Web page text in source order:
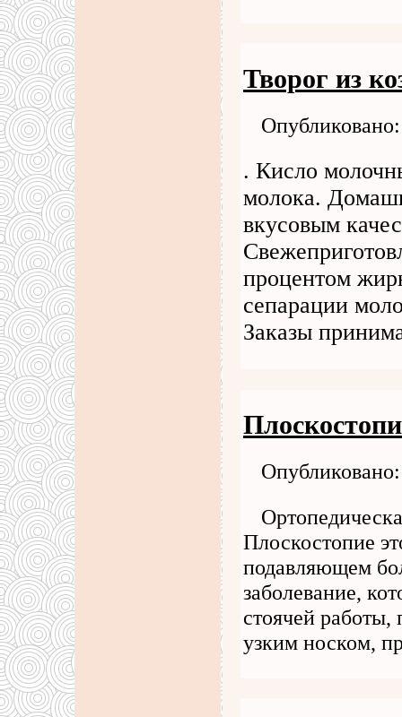
Творог из
. Кисло
молока.
вкусовым
процентом
сепарации
Заказы
Плоскостопие
подавляющем
заболевание,
стоячей
узким носком,